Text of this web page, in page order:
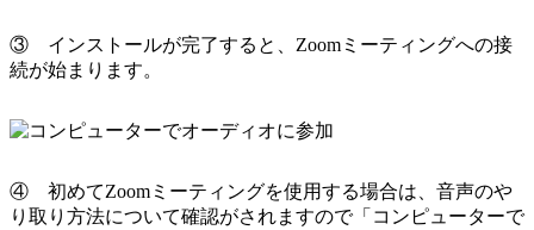
③ インストールが完了すると、Zoomミーティングへの接
続が始まります。
④ 初めてZoomミーティングを使用する場合は、音声のや
り取り方法について確認がされますので「コンピューターで